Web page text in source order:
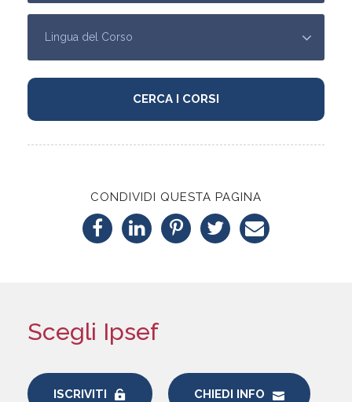
CONDIVIDI QUESTA PAGINA
Scegli Ipsef
ISCRIVITI CHIEDI INFO